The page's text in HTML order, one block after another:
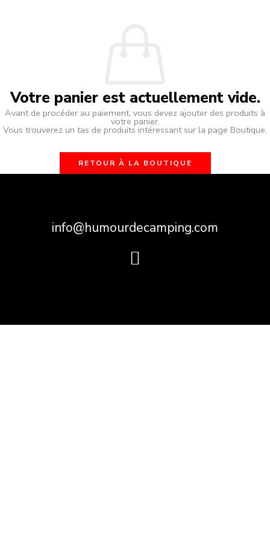
Votre panier est actuellement vide.
Avant de procéder au paiement, vous devez ajouter des produits à
votre panier.
Vous trouverez un tas de produits intéressant sur la page Boutique.
RETOUR À LA BOUTIQUE
info@humourdecamping.com